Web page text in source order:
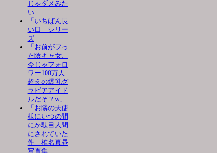
じゃダメみた
い…
「いちばん長
い日」シリー
ズ
「お前がフっ
た陰キャ女、
今じゃフォロ
ワー100万人
超えの爆乳グ
ラビアアイド
ルだぞ？w」
「お隣の天使
様にいつの間
にか駄目人間
にされていた
件」椎名真昼
写真集